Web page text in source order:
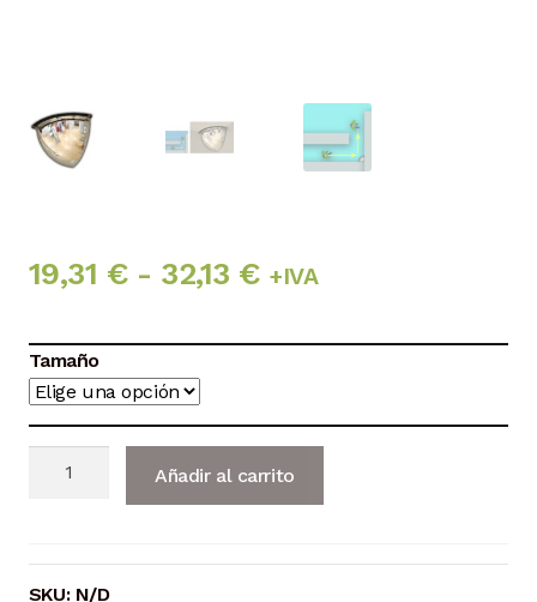
19,31 € - 32,13 €Rango
desde
19,31 €
32,13 €
+IVA
Tamaño
Añadir al carrito
SKU: N/D